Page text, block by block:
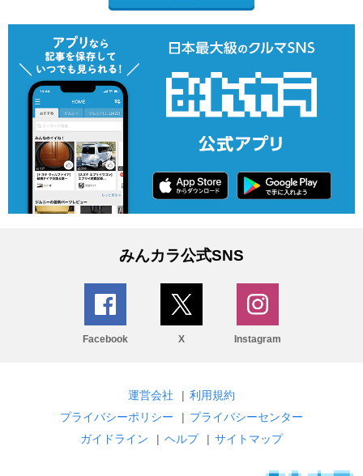
みんカラ公式SNS
Facebook X Instagram
運営会社 | 利用規約
プライバシーポリシー
| プライバシーセンター
ガイドライン
| ヘルプ | サイトマップ